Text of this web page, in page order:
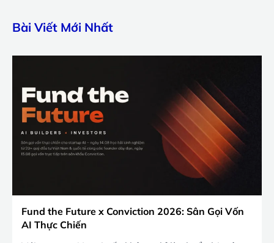
Bài Viết Mới Nhất
Fund the Future x Conviction 2026: Sân Gọi Vốn
AI Thực Chiến